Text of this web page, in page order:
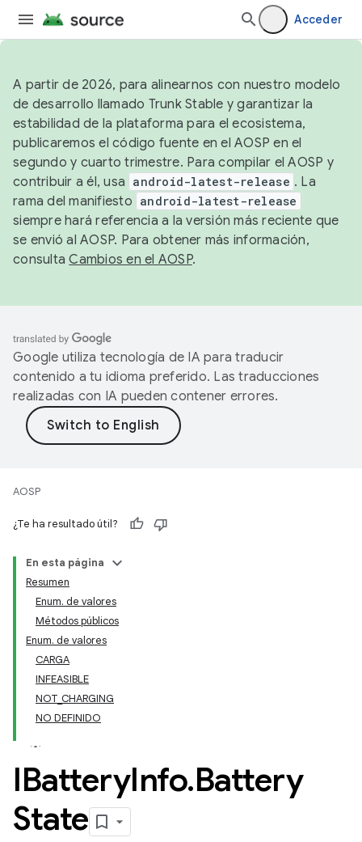
Acceder
A partir de 2026, para alinearnos con nuestro modelo
de desarrollo llamado Trunk Stable y garantizar la
estabilidad de la plataforma para el ecosistema,
publicaremos el código fuente en el AOSP en el
segundo y cuarto trimestre. Para compilar el AOSP y
contribuir a él, usa android-latest-release . La
rama del manifiesto android-latest-release
siempre hará referencia a la versión más reciente que
se envió al AOSP. Para obtener más información,
consultaCambios en el AOSP.
Google utiliza tecnología de IA para traducir
contenido a tu idioma preferido. Las traducciones
realizadas con IA pueden contener errores.
AOSP
¿Te ha resultado útil?
En esta página
Resumen
Enum. de valores
Métodos públicos
Enum. de valores
CARGA
INFEASIBLE
NOT_CHARGING
NO DEFINIDO
IBatteryInfo.Battery
State